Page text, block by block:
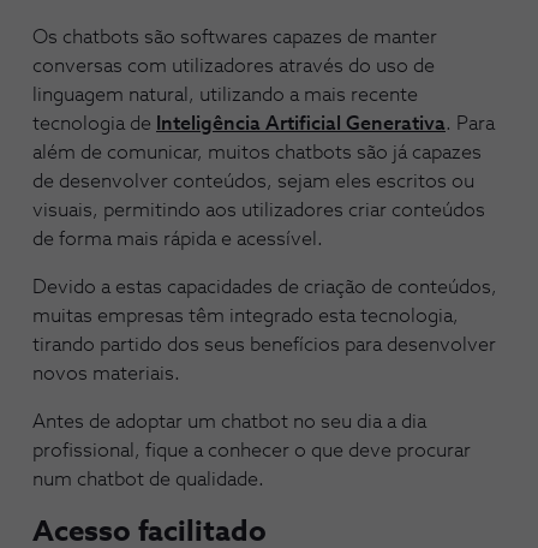
Os chatbots são softwares capazes de manter
conversas com utilizadores através do uso de
linguagem natural, utilizando a mais recente
tecnologia de
Inteligência Artificial Generativa. Para
além de comunicar, muitos chatbots são já capazes
de desenvolver conteúdos, sejam eles escritos ou
visuais, permitindo aos utilizadores criar conteúdos
de forma mais rápida e acessível.
Devido a estas capacidades de criação de conteúdos,
muitas empresas têm integrado esta tecnologia,
tirando partido dos seus benefícios para desenvolver
novos materiais.
Antes de adoptar um chatbot no seu dia a dia
profissional, fique a conhecer o que deve procurar
num chatbot de qualidade.
Acesso facilitado